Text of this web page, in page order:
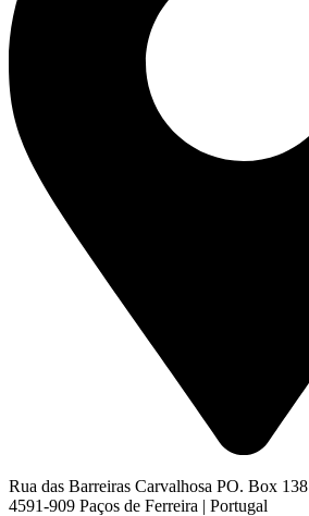
Rua das Barreiras Carvalhosa PO. Box 138
4591-909 Paços de Ferreira | Portugal